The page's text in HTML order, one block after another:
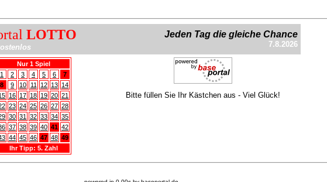
LOTTO Jeden Tag die gleiche Chance
7.8.2026
Nur 1 Spiel
1
2 3 4 5 6
7
8
9 10 11 12 13 14
16 17 18 19 20 21
23 24 25 26 27 28
30 31 32 33 34 35
37 38 39 40 41 42
44 45 46 47 48 49
Ihr Tipp: 5. Zahl
Bitte füllen Sie Ihr Kästchen aus - Viel Glück!